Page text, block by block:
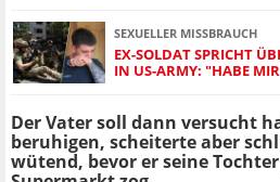
SEXUELLER MISSBRAUCH
EX-SOLDAT SPRICHT
IN US-ARMY: "HABE
Der Vater soll dann versucht
beruhigen, scheiterte aber
wütend, bevor er seine